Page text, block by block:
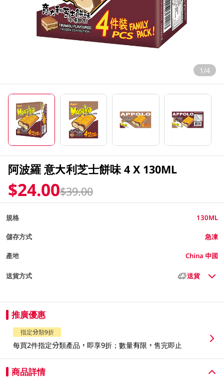
1/4
阿波羅 意大利芝士餅味 4 X 130ML
$24.00$39.00
規格 130ML
儲存方式 急凍
產地 China 中國
送貨方式 送貨
推廣優惠
指定分類9折
每買2件指定分類產品，即享9折；數量有限，售完即止
商品詳情